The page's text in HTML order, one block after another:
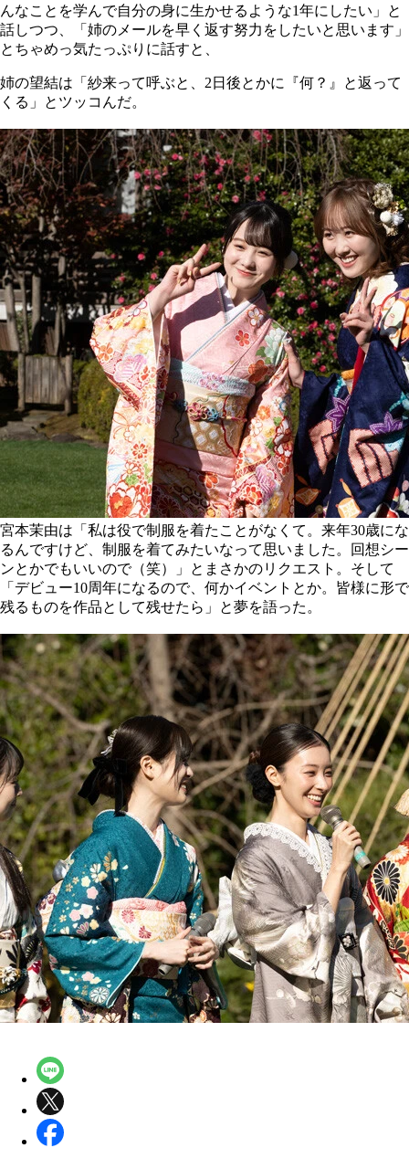
んなことを学んで自分の身に生かせるような1年にしたい」と
話しつつ、「姉のメールを早く返す努力をしたいと思います」
とちゃめっ気たっぷりに話すと、
姉の望結は「紗来って呼ぶと、2日後とかに『何？』と返って
くる」とツッコんだ。
宮本茉由は「私は役で制服を着たことがなくて。来年30歳にな
るんですけど、制服を着てみたいなって思いました。回想シー
ンとかでもいいので（笑）」とまさかのリクエスト。そして
「デビュー10周年になるので、何かイベントとか。皆様に形で
残るものを作品として残せたら」と夢を語った。